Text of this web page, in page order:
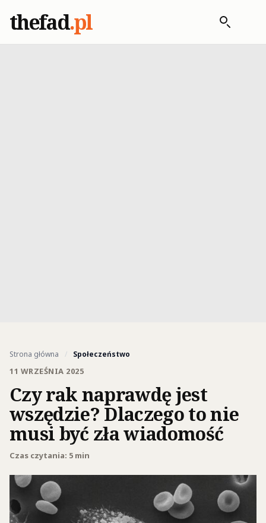
thefad.pl
Strona główna / Społeczeństwo
11 WRZEŚNIA 2025
Czy rak naprawdę jest
wszędzie? Dlaczego to nie
musi być zła wiadomość
Czas czytania: 5 min